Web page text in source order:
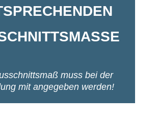
muss bei der
mit angegeben werden!